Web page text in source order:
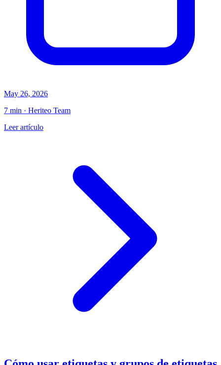
May 26, 2026
7 min · Heriteo Team
Leer artículo